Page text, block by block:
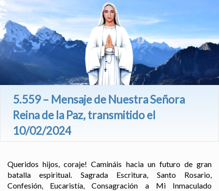
5.559 – Mensaje de Nuestra Señora
Reina de la Paz, transmitido el
10/02/2024
Queridos hijos, coraje! Camináis hacia un futuro de gran
batalla espiritual. Sagrada Escritura, Santo Rosario,
Confesión, Eucaristía, Consagración a Mi Inmaculado